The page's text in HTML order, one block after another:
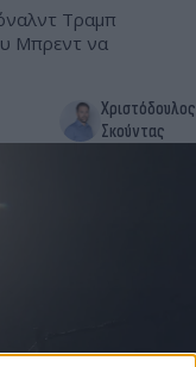
Τραμπ
Μπρεντ να
Χριστόδουλος
Σκούντας